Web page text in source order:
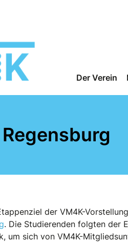
Der Verein
der VM4K-
. Die Studierenden folgten der
um sich von VM4K-